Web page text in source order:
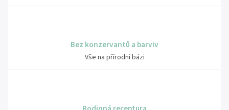
Bez konzervantů a barviv
Vše na přírodní bázi